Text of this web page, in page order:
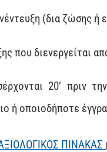
(δια ζώσης ή
που διενεργείται
20’ πριν
ή οποιοδήποτε
ΠΙΝΑΚΑΣ